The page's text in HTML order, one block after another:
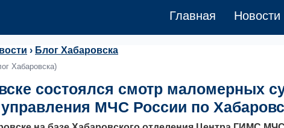
Главная Новости
› Блог Хабаровска
Хабаровска)
состоялся смотр маломерных
управления МЧС России по